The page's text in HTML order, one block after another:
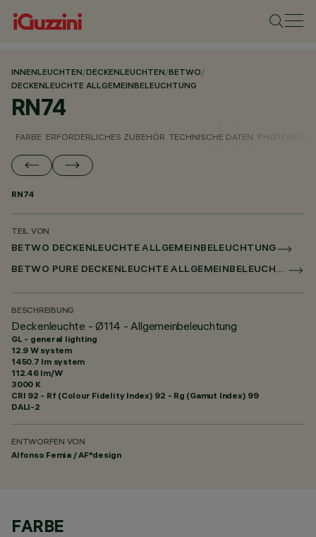
INNENLEUCHTEN/DECKENLEUCHTEN/BETWO/
DECKENLEUCHTE ALLGEMEINBELEUCHTUNG
RN74
FARBE ERFORDERLICHES ZUBEHÖR TECHNISCHE DATEN
RN74
TEIL VON
BETWO DECKENLEUCHTE ALLGEMEINBELEUCHTUNG
BETWO PURE DECKENLEUCHTE ALLGEMEINBELEUCHTUNG
BESCHREIBUNG
Deckenleuchte - Ø114 - Allgemeinbeleuchtung
GL - general lighting
12.9 W system
1450.7 lm system
112.46 lm/W
3000 K
CRI 92 - Rf (Colour Fidelity Index) 92 - Rg (Gamut Index) 99
DALI-2
ENTWORFEN VON
Alfonso Femia / AF*design
FARBE